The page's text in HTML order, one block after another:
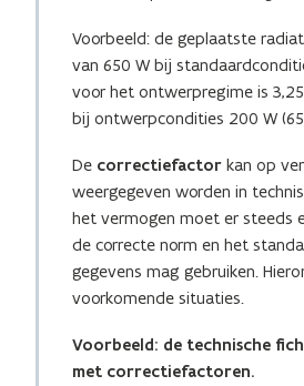
Voorbeeld: de geplaatste
van 650 W bij
voor het ontwerpregime is
bij ontwerpcondities 200 W
De correctiefactor kan op
weergegeven worden in
het vermogen moet er steeds
de correcte norm en het
gegevens mag gebruiken.
voorkomende situaties.
Voorbeeld: de technische
met correctiefactoren.